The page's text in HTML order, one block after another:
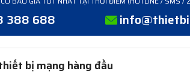
388 688
bị mạng hàng đầu